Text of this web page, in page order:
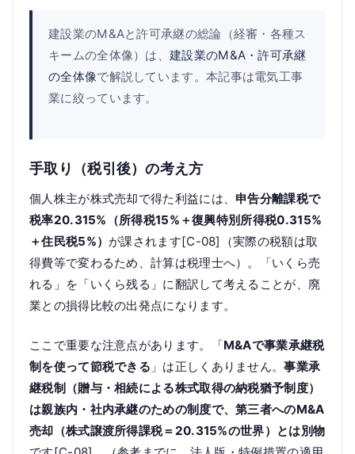
建設業のM&Aと許可承継の総論（経審・各種ス
キームの全体像）は、建設業のM&A・許可承継
の全体像で解説しています。本記事は電気工事
業に絞っています。
手取り（税引後）の考え方
個人株主が株式売却で得た利益には、 申告分離課税で
税率20.315%（所得税15%＋復興特別所得税0.315%
＋住民税5%） が課されます[C-08]（実際の税額は取
得費等で変わるため、計算は税理士へ）。「いくら売
れる」を「いくら残る」に翻訳して考えることが、廃
業との損得比較の出発点になります。
ここで重要な注意点があります。「M&Aで事業承継税
制を使って節税できる 」は正しくありません。事業承
継税制（贈与・相続による株式取得の納税猶予制度）
は親族内・社内承継のための制度で、第三者へのM&A
売却（株式譲渡所得課税＝20.315%の世界）とは別物